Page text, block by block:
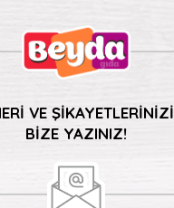
VE ŞİKAYETLERİNİZİ
BİZE YAZINIZ!